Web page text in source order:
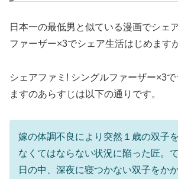
日本一の最低男と似ている漫画でシェ
ファーザー×3でシェア生活はじめます
シェアファミ! シングルファーザー×3
ますのあらすじは以下の通りです。
嫁の体調不良により突然１歳の双子
なくてはならない状況に陥った匠。
日の中、深夜に寝つかない双子をか